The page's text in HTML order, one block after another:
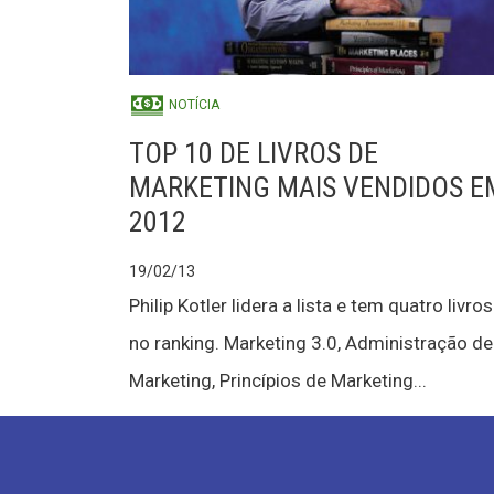
NOTÍCIA
TOP 10 DE LIVROS DE
MARKETING MAIS VENDIDOS
2012
19/02/13
Philip Kotler lidera a lista e tem quatro livros
no ranking. Marketing 3.0, Administração de
Marketing, Princípios de Marketing...